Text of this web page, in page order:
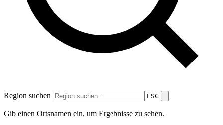
Region suchen ESC
Gib einen Ortsnamen ein, um Ergebnisse zu sehen.